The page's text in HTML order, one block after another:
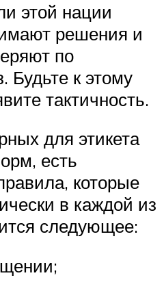
этой нации
решения и
по
Будьте к этому
тактичность.
для этикета
есть
которые
в каждой из
следующее: